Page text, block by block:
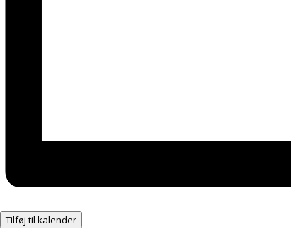
Tilføj til kalender